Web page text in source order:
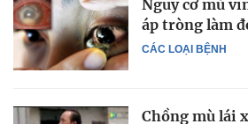
CÁC LOẠI BỆNH
Nguy cơ mù
áp tròng làm
Chồng mù lái